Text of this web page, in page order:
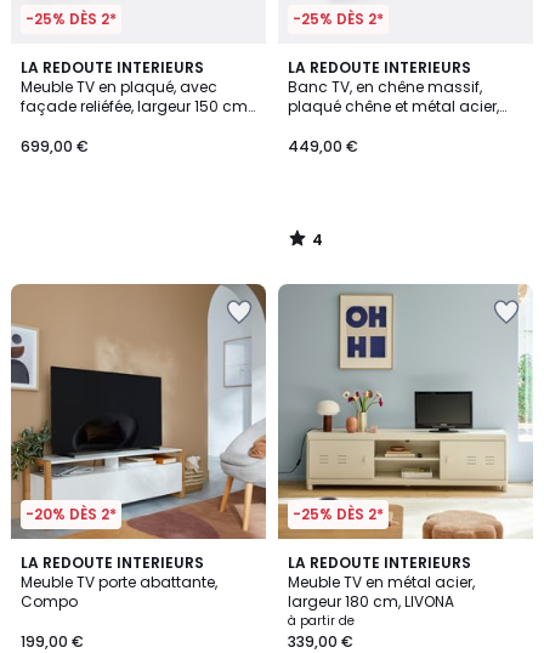
-25% DÈS 2*
LA REDOUTE INTERIEURS
Meuble TV en plaqué, avec
façade reliéfée, largeur 150 cm,
699,00 €
-25% DÈS 2*
LA REDOUTE INTERIEURS
Banc TV, en chêne massif,
plaqué chêne et métal acier,
449,00 €
4
/
5
4
/
-20% DÈS 2*
LA REDOUTE INTERIEURS
Meuble TV porte abattante,
Compo
199,00 €
4,1
/ 5
-25% DÈS 2*
LA REDOUTE INTERIEURS
Meuble TV en métal acier,
largeur 180 cm, LIVONA
à partir de
339,00 €
2
Couleurs